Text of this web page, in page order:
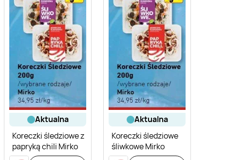
aktualna
Koreczki śledziowe z
papryką chili Mirko
aktualna
Koreczki śledziowe
śliwkowe Mirko